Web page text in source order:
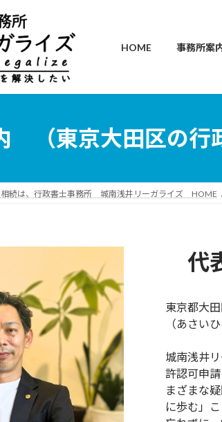
HOME 事務所案
（東京大田区の行
相続は、行政書士事務所 城南浅井リーガライズ HOME
代
東京都大
（あさい
城南浅井
許認可申
まざまな
に歩む」